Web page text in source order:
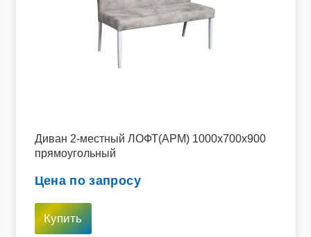
Диван 2-местный ЛОФТ(АРМ) 1000х700х900
прямоугольный
Цена по запросу
Купить